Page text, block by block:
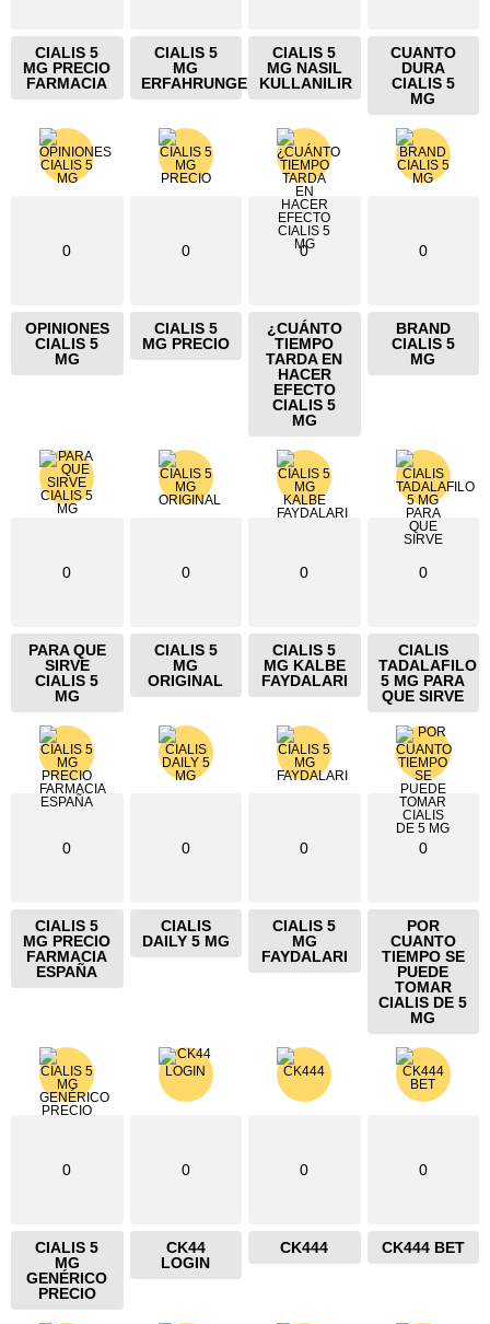
CIALIS 5
MG PRECIO
FARMACIA
CIALIS 5
MG
ERFAHRUNGEN
CIALIS 5
MG NASIL
KULLANILIR
CUANTO
DURA
CIALIS 5
MG
0
OPINIONES
CIALIS 5
MG
0
CIALIS 5
MG PRECIO
0
¿CUÁNTO
TIEMPO
TARDA EN
HACER
EFECTO
CIALIS 5
MG
0
BRAND
CIALIS 5
MG
0
PARA QUE
SIRVE
CIALIS 5
MG
0
CIALIS 5
MG
ORIGINAL
0
CIALIS 5
MG KALBE
FAYDALARI
0
CIALIS
TADALAFILO
5 MG PARA
QUE SIRVE
0
CIALIS 5
MG PRECIO
FARMACIA
ESPAÑA
0
CIALIS
DAILY 5 MG
0
CIALIS 5
MG
FAYDALARI
0
POR
CUANTO
TIEMPO SE
PUEDE
TOMAR
CIALIS DE 5
MG
0
CIALIS 5
MG
GENÉRICO
PRECIO
0
CK44
LOGIN
0
CK444
0
CK444 BET